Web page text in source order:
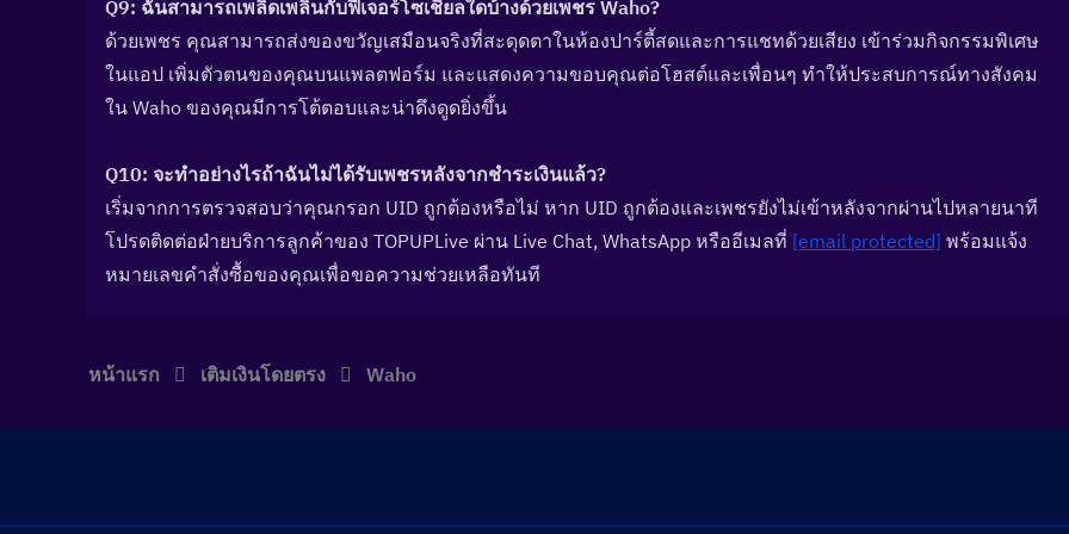
Q9: ฉันสามารถเพลิดเพลินกับฟีเจอร์โซเชียลใดบ้างด้วยเพชร Waho?
ด้วยเพชร คุณสามารถส่งของขวัญเสมือนจริงที่สะดุดตาในห้องปาร์ตี้สดและการแชทด้วยเสียง เข้าร่วมกิจกรรมพิเศษ
ในแอป เพิ่มตัวตนของคุณบนแพลตฟอร์ม และแสดงความขอบคุณต่อโฮสต์และเพื่อนๆ ทำให้ประสบการณ์ทางสังคม
ใน Waho ของคุณมีการโต้ตอบและน่าดึงดูดยิ่งขึ้น
Q10: จะทำอย่างไรถ้าฉันไม่ได้รับเพชรหลังจากชำระเงินแล้ว?
เริ่มจากการตรวจสอบว่าคุณกรอก UID ถูกต้องหรือไม่ หาก UID ถูกต้องและเพชรยังไม่เข้าหลังจากผ่านไปหลายนาที
โปรดติดต่อฝ่ายบริการลูกค้าของ TOPUPLive ผ่าน Live Chat, WhatsApp หรืออีเมลที่ [email protected] พร้อมแจ้ง
หมายเลขคำสั่งซื้อของคุณเพื่อขอความช่วยเหลือทันที
หน้าแรก เติมเงินโดยตรง Waho